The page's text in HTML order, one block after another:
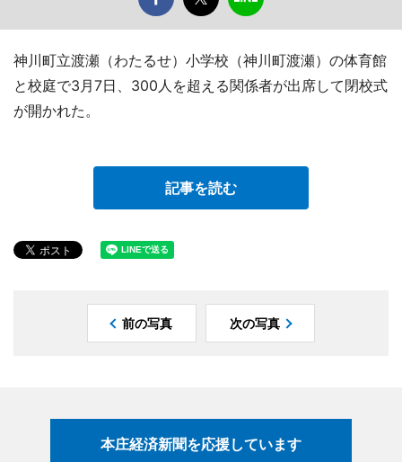
神川町立渡瀬（わたるせ）小学校（神川町渡瀬）の体育館
と校庭で3月7日、300人を超える関係者が出席して閉校式
が開かれた。
記事を読む
前の写真 次の写真
本庄経済新聞を応援しています